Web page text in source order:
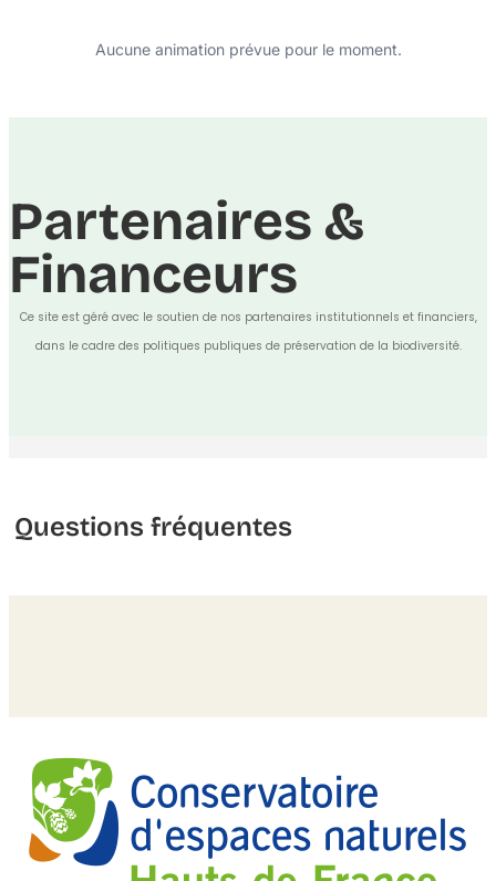
Aucune animation prévue pour le moment.
Partenaires &
Financeurs
Ce site est géré avec le soutien de nos partenaires institutionnels et financiers,
dans le cadre des politiques publiques de préservation de la biodiversité.
Questions fréquentes